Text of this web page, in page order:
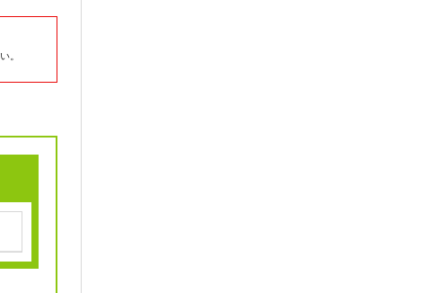
。